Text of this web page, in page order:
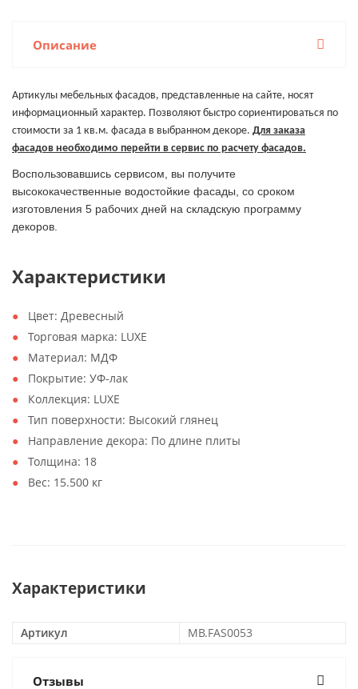
Описание
Артикулы мебельных фасадов, представленные на сайте, носят
информационный характер. Позволяют быстро сориентироваться по
стоимости за 1 кв.м. фасада в выбранном декоре. Для заказа
фасадов необходимо перейти в сервис по расчету фасадов.
Воспользовавшись сервисом, вы получите
высококачественные водостойкие фасады, со сроком
изготовления 5 рабочих дней на складскую программу
декоров.
Характеристики
Цвет: Древесный
Торговая марка: LUXE
Материал: МДФ
Покрытие: УФ-лак
Коллекция: LUXE
Тип поверхности: Высокий глянец
Направление декора: По длине плиты
Толщина: 18
Вес: 15.500 кг
Характеристики
Артикул MB.FAS0053
Отзывы